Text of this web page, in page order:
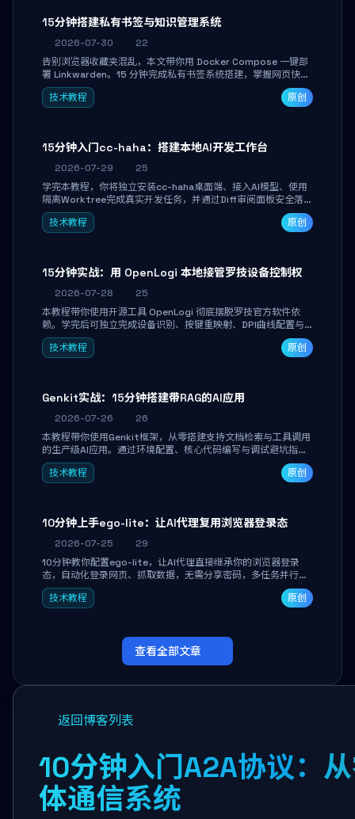
15分钟搭建私有书签与知识管理系统
2026-07-30
22
告别浏览器收藏夹混乱，本文带你用 Docker Compose 一键部
署 Linkwarden。15 分钟完成私有书签系统搭建，掌握网页快照
归档、高亮批注、分类管理与全文搜索。适合开发者与知识工作
者打造个人知识库，资料统一归档，随时检索。
技术教程 原创
15分钟入门cc-haha：搭建本地AI开发工作台
2026-07-29
25
学完本教程，你将独立安装cc-haha桌面端、接入AI模型、使用
隔离Worktree完成真实开发任务，并通过Diff审阅面板安全落地
AI代码改写。告别终端黑盒操作，让AI在沙箱环境中工作，你只
做审阅和决策。
技术教程 原创
15分钟实战：用 OpenLogi 本地接管罗技设备控制权
2026-07-28
25
本教程带你使用开源工具 OpenLogi 彻底摆脱罗技官方软件依
赖。学完后可独立完成设备识别、按键重映射、DPI曲线配置与
SmartShift调节，实现完全离线控制，保护隐私并释放硬件性
能。
技术教程 原创
Genkit实战：15分钟搭建带RAG的AI应用
2026-07-26
26
本教程带你使用Genkit框架，从零搭建支持文档检索与工具调用
的生产级AI应用。通过环境配置、核心代码编写与调试避坑指
南，学完即可掌握多模型切换、RAG管道构建及函数调用注册，
独立开发高效AI智能体。
技术教程 原创
10分钟上手ego-lite：让AI代理复用浏览器登录态
2026-07-25
29
10分钟教你配置ego-lite，让AI代理直接继承你的浏览器登录
态，自动化登录网页、抓取数据，无需分享密码，多任务并行不
干扰日常使用。
技术教程
原创
查看全部文章
返回博客列表
10分钟入门A2A协议：
体通信系统